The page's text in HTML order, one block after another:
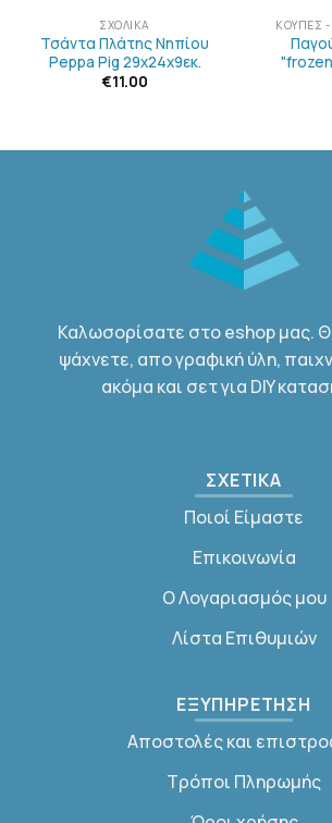
ΣΧΟΛΙΚΆ
Τσάντα Πλάτης Νηπίου
Peppa Pig 29x24x9εκ.
€11.00
ΚΟΎΠΕΣ
Καλωσορίσατε στο eshop μας.
ψάχνετε, απο γραφική ύλη,
ακόμα και σετ για DIY
ΣΧΕΤΙΚΑ
Ποιοί Είμαστε
Επικοινωνία
Ο Λογαριασμός μου
Λίστα Επιθυμιών
ΕΞΥΠΗΡΕΤΗΣΗ
Αποστολές και
Τρόποι Πληρωμής